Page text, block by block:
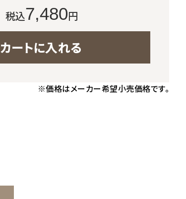
税込7,480円
カートに入れる
※価格はメーカー希望小売価格です。